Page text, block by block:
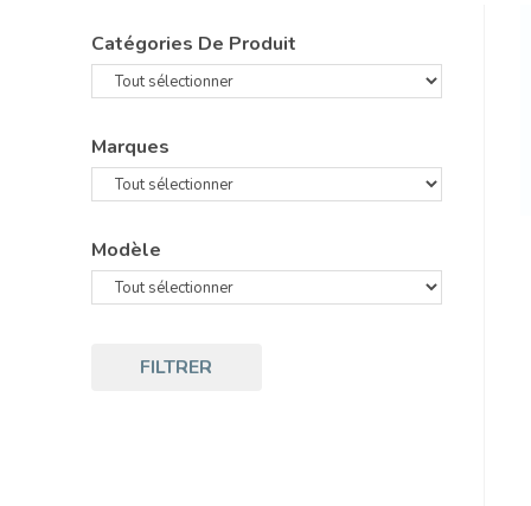
Catégories De Produit
Marques
Modèle
FILTRER